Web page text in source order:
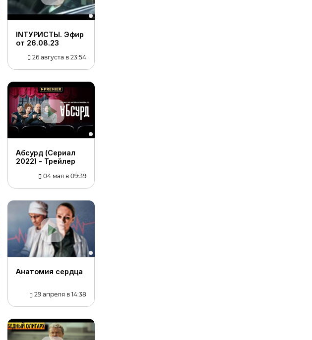
INТУРИСТЫ. Эфир
от 26.08.23
26 августа в 23:54
Абсурд (Сериал
2022) - Трейлер
04 мая в 09:39
Анатомия сердца
29 апреля в 14:38